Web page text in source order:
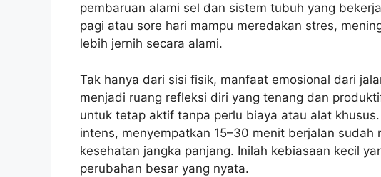
pembaruan alami sel dan sistem tubuh yang
pagi atau sore hari mampu meredakan stres,
lebih jernih secara alami.
Tak hanya dari sisi fisik, manfaat emosional dari
menjadi ruang refleksi diri yang tenang dan
untuk tetap aktif tanpa perlu biaya atau alat
intens, menyempatkan 15–30 menit berjalan
kesehatan jangka panjang. Inilah kebiasaan kecil
perubahan besar yang nyata.